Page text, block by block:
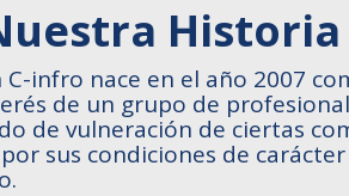
Historia
C-infro nace en el año 2007
de un grupo de
de vulneración de ciertas
sus condiciones de carácter